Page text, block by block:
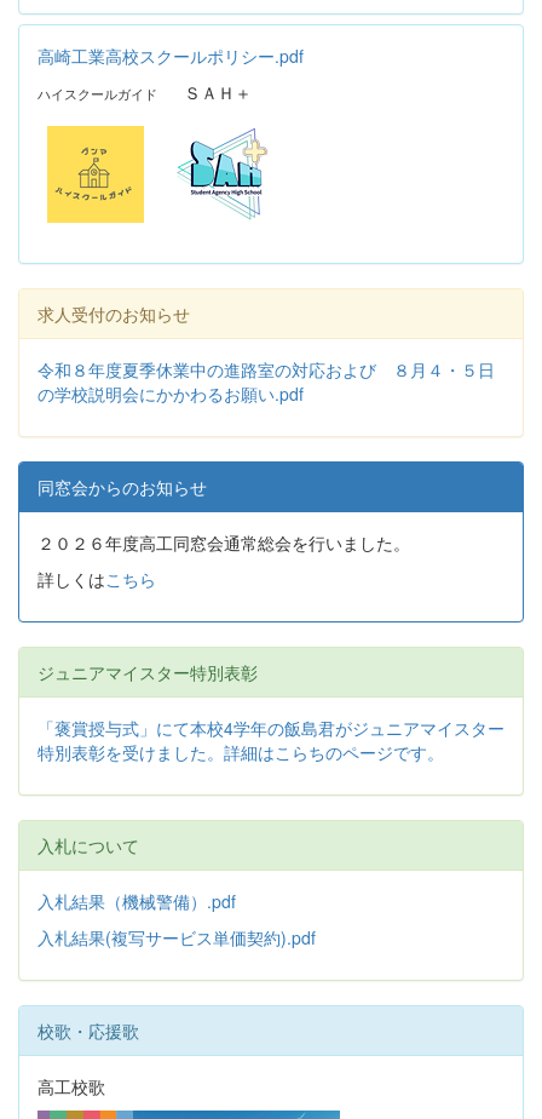
高崎工業高校スクールポリシー.pdf
ハイスクールガイド ＳＡＨ＋
求人受付のお知らせ
令和８年度夏季休業中の進路室の対応および ８月４・５日
の学校説明会にかかわるお願い.pdf
同窓会からのお知らせ
２０２６年度高工同窓会通常総会を行いました。
詳しくはこちら
ジュニアマイスター特別表彰
「褒賞授与式」にて本校4学年の飯島君がジュニアマイスター
特別表彰を受けました。詳細はこらちのページです。
入札について
入札結果（機械警備）.pdf
入札結果(複写サービス単価契約).pdf
校歌・応援歌
高工校歌